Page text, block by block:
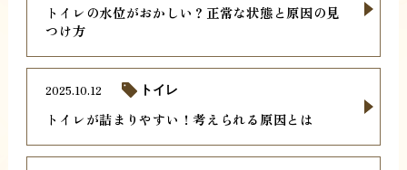
トイレの水位がおかしい？正常な状態と原因の見
つけ方
トイレが詰まりやすい！考えられる原因とは
2025.10.12 トイレ